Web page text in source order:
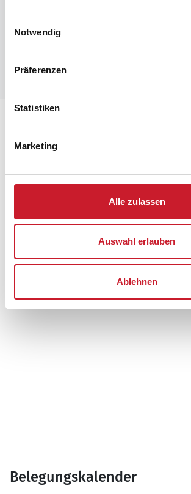
Notwendig
Präferenzen
Statistiken
Marketing
Alle zulassen
Auswahl erlauben
Ablehnen
Adresse
Skovvang 125
Belegungskalender